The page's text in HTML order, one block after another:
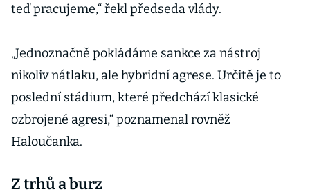
teď pracujeme,“ řekl předseda vlády.
„Jednoznačně pokládáme sankce za nástroj
nikoliv nátlaku, ale hybridní agrese. Určitě je to
poslední stádium, které předchází klasické
ozbrojené agresi,“ poznamenal rovněž
Haloučanka.
Z trhů a burz